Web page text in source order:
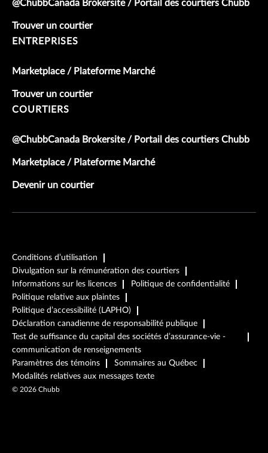
@ChubbCanada Brokersite / Portail des courtiers Chubb
Trouver un courtier
ENTREPRISES
Marketplace / Plateforme Marché
Trouver un courtier
COURTIERS
@ChubbCanada Brokersite / Portail des courtiers Chubb
Marketplace / Plateforme Marché
Devenir un courtier
Conditions d’utilisation
Divulgation sur la rémunération des courtiers
Informations sur les licences
Politique de confidentialité
Politique relative aux plaintes
Politique d’accessibilité (LAPHO)
Déclaration canadienne de responsabilité publique
Test de suffisance du capital des sociétés d’assurance-vie -
communication de renseignements
Paramètres des témoins
Sommaires au Québec
Modalités relatives aux messages texte
© 2026 Chubb